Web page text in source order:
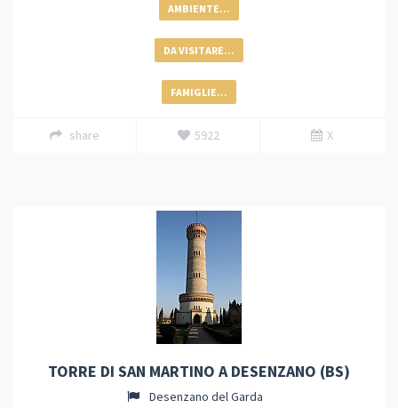
AMBIENTE...
DA VISITARE...
FAMIGLIE...
share 5922 X
TORRE DI SAN MARTINO A DESENZANO (BS)
Desenzano del Garda